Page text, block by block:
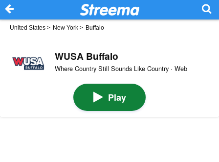
United States > New York > Buffalo
WUSA Buffalo
Where Country Still Sounds Like Country · Web
Play